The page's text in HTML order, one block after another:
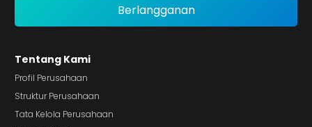
Tentang Kami
Profil Perusahaan
Struktur Perusahaan
Tata Kelola Perusahaan